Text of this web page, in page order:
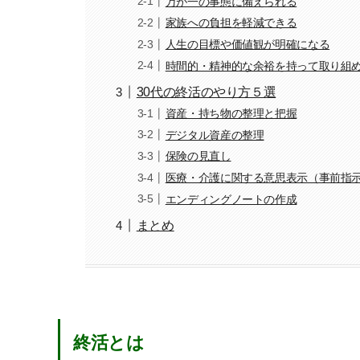
家族への負担を軽減できる
人生の目標や価値観が明確になる
時間的・精神的な余裕を持って取り組
30代の終活のやり方５選
資産・持ち物の整理と把握
デジタル資産の整理
保険の見直し
医療・介護に関する意思表示（事前指
エンディングノートの作成
まとめ
終活とは